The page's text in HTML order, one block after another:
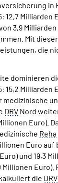
Mein
in
12,7 Milliarden
3,9 Milliarden
Mit
die
dominieren
15,2 Milliarden
medizinische
DRV Nord
Euro).
Reha
Euro auf
und 19,3
Euro).
die DRV